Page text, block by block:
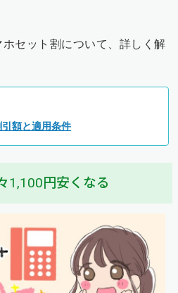
セット割について、詳しく解
額と適用条件
1,100円安くなる